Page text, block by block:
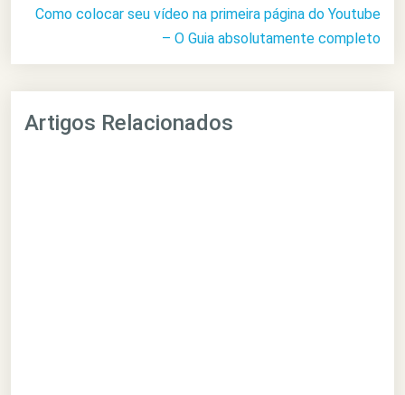
Como colocar seu vídeo na primeira página do Youtube
– O Guia absolutamente completo
Artigos Relacionados